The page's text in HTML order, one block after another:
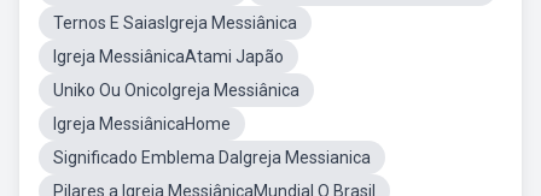
Ternos E SaiasIgreja Messiânica
Igreja MessiânicaAtami Japão
Uniko Ou OnicoIgreja Messiânica
Igreja MessiânicaHome
Significado Emblema DaIgreja Messianica
Pilares a Igreja MessiânicaMundial O Brasil